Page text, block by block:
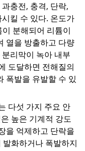
충전, 충격, 단락,
킬 수 있다. 온도가
분해되어 리튬이
열을 방출하고 다량
리막이 녹아 내부
도달하면 전해질의
폭발을 유발할 수 있
다섯 가지 주요 안
높은 기계적 강도
을 억제하고 단락을
화하거나 폭발하지